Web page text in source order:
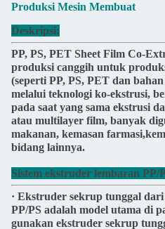
Produksi Mesin Membuat
Deskripsi:
PP, PS, PET Sheet Film Co-
produksi canggih untuk
(seperti PP, PS, PET dan
melalui teknologi ko-ekstrusi,
pada saat yang sama ekstrusi
atau multilayer film, banyak
makanan, kemasan
bidang lainnya.
Sistem ekstruder lembaran PP/
· Ekstruder sekrup tunggal
PP/PS adalah model utama di
gunakan ekstruder sekrup